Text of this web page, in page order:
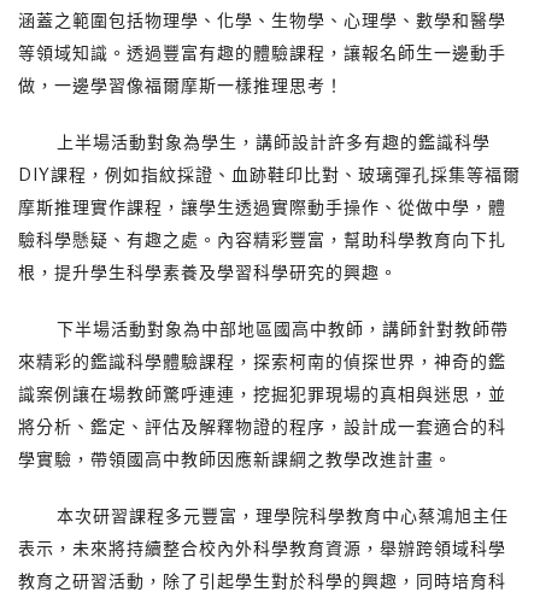
涵蓋之範圍包括物理學、化學、生物學、心理學、數學和醫學
等領域知識。透過豐富有趣的體驗課程，讓報名師生一邊動手
做，一邊學習像福爾摩斯一樣推理思考！
上半場活動對象為學生，講師設計許多有趣的鑑識科學
DIY課程，例如指紋採證、血跡鞋印比對、玻璃彈孔採集等福爾
摩斯推理實作課程，讓學生透過實際動手操作、從做中學，體
驗科學懸疑、有趣之處。內容精彩豐富，幫助科學教育向下扎
根，提升學生科學素養及學習科學研究的興趣。
下半場活動對象為中部地區國高中教師，講師針對教師帶
來精彩的鑑識科學體驗課程，探索柯南的偵探世界，神奇的鑑
識案例讓在場教師驚呼連連，挖掘犯罪現場的真相與迷思，並
將分析、鑑定、評估及解釋物證的程序，設計成一套適合的科
學實驗，帶領國高中教師因應新課綱之教學改進計畫。
本次研習課程多元豐富，理學院科學教育中心蔡鴻旭主任
表示，未來將持續整合校內外科學教育資源，舉辦跨領域科學
教育之研習活動，除了引起學生對於科學的興趣，同時培育科